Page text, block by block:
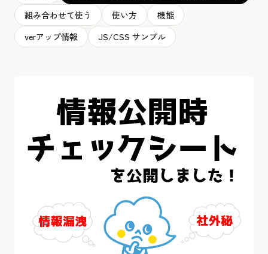
組み合わせて使う
使い方
機能
verアップ情報
JS/CSS サンプル